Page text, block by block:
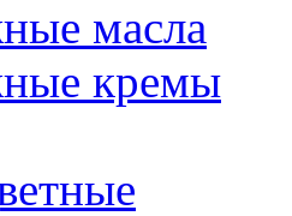
масла
кремы